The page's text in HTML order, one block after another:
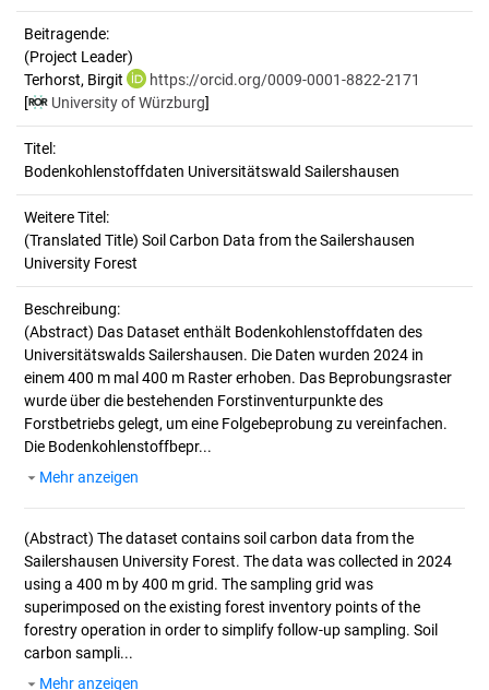
Beitragende:
(Project Leader)
Terhorst, Birgit
https://orcid.org/0009-0001-8822-2171
[
University of Würzburg]
Titel:
Bodenkohlenstoffdaten Universitätswald Sailershausen
Weitere Titel:
(Translated Title) Soil Carbon Data from the Sailershausen
University Forest
Beschreibung:
(Abstract) Das Dataset enthält Bodenkohlenstoffdaten des
Universitätswalds Sailershausen. Die Daten wurden 2024 in
einem 400 m mal 400 m Raster erhoben. Das Beprobungsraster
wurde über die bestehenden Forstinventurpunkte des
Forstbetriebs gelegt, um eine Folgebeprobung zu vereinfachen.
Die Bodenkohlenstoffbepr...
Mehr anzeigen
(Abstract) The dataset contains soil carbon data from the
Sailershausen University Forest. The data was collected in 2024
using a 400 m by 400 m grid. The sampling grid was
superimposed on the existing forest inventory points of the
forestry operation in order to simplify follow-up sampling. Soil
carbon sampli...
Mehr anzeigen